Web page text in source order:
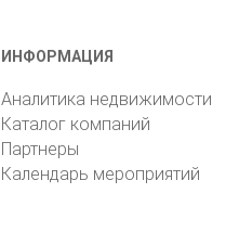
ИНФОРМАЦИЯ
Аналитика недвижимости
Каталог компаний
Партнеры
Календарь мероприятий